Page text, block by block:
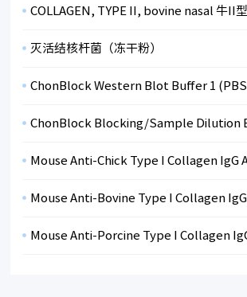
灭活结核杆菌（冻干粉）
ChonBlock Western Blot Buffer 1